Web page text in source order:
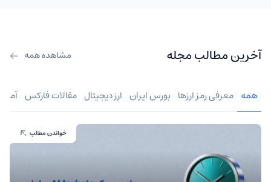
آخرین مطالب مجله مشاهده همه
همه معرفی رمز ارزها بورس ایران ارز دیجیتال مقالات فارکس
خواندن مطلب